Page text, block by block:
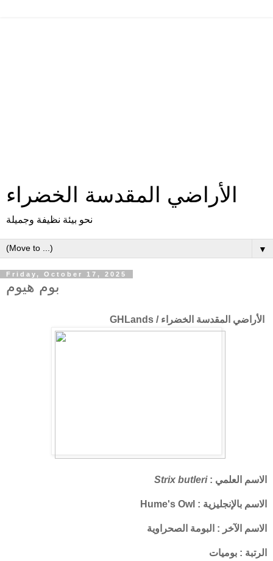
الأراضي المقدسة الخضراء
نحو بيئة نظيفة وجميلة
▼
Friday, October 17, 2025
بوم هيوم
الأراضي المقدسة الخضراء / GHLands
الاسم العلمي : Strix butleri
الاسم بالإنجليزية : Hume's Owl
الاسم الآخر : البومة الصحراوية
الرتبة : بوميات